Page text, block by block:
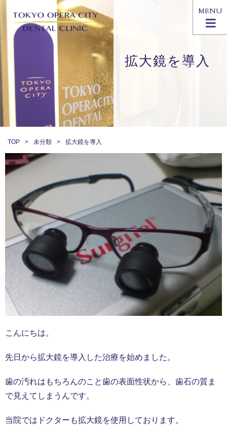
MENU
拡大鏡を導入
TOP 未分類 拡大鏡を導入
こんにちは。
先日から拡大鏡を導入した治療を始めました。
歯の汚れはもちろんのこと歯の表面性状から、歯石の質ま
で見えてしまうんです。
当院ではドクターも拡大鏡を使用しております。